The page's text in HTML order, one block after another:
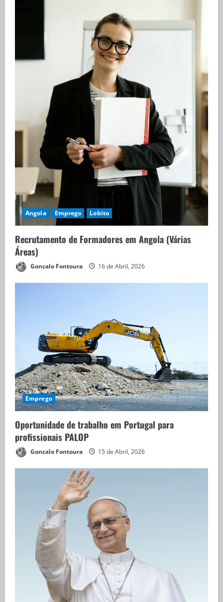
Angola Emprego Lobito
Recrutamento de Formadores em Angola (Várias
Áreas)
Goncalo Fontoura 16 de Abril, 2026
Emprego
Oportunidade de trabalho em Portugal para
profissionais PALOP
Goncalo Fontoura 15 de Abril, 2026